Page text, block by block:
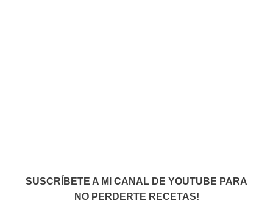
SUSCRÍBETE A MI CANAL DE YOUTUBE PARA
NO PERDERTE RECETAS!